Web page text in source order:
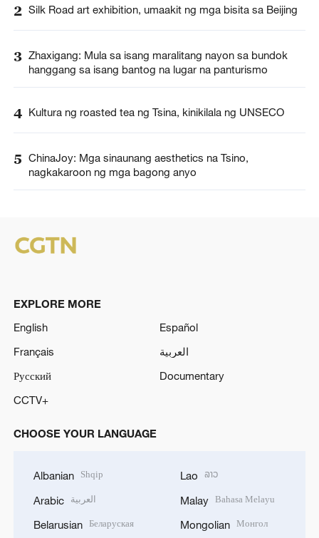
2 Silk Road art exhibition, umaakit ng mga bisita sa Beijing
3 Zhaxigang: Mula sa isang maralitang nayon sa bundok
hanggang sa isang bantog na lugar na panturismo
4 Kultura ng roasted tea ng Tsina, kinikilala ng UNSECO
5 ChinaJoy: Mga sinaunang aesthetics na Tsino,
nagkakaroon ng mga bagong anyo
EXPLORE MORE
English
Español
Français
العربية
Русский
Documentary
CCTV+
CHOOSE YOUR LANGUAGE
Albanian Shqip
Arabic العربية
Belarusian Беларуская
Lao ລາວ
Malay Bahasa Melayu
Mongolian Монгол